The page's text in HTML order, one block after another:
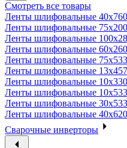
Смотреть все товары
Ленты шлифовальные
Ленты шлифовальные
Ленты шлифовальные
Ленты шлифовальные
Ленты шлифовальные
Ленты шлифовальные
Ленты шлифовальные
Ленты шлифовальные
Ленты шлифовальные
Ленты шлифовальные
Сварочные инверторы